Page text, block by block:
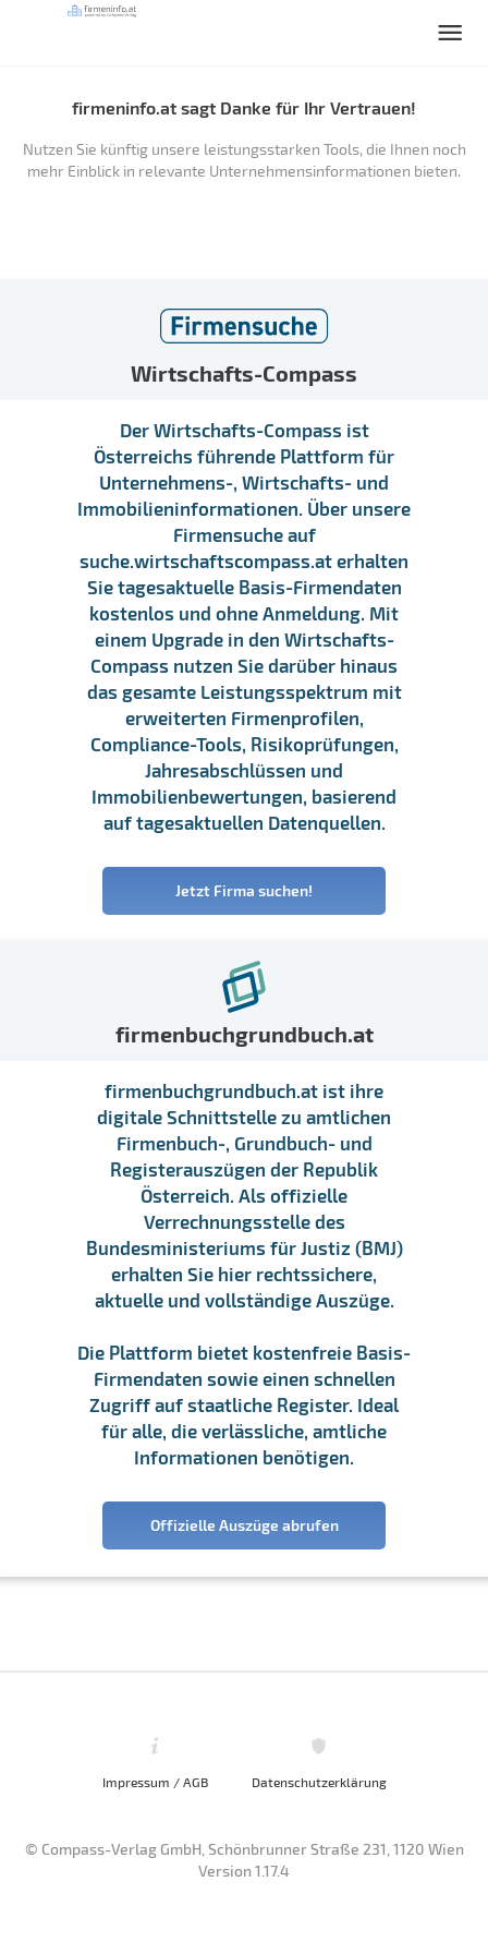
firmeninfo.at sagt Danke für Ihr Vertrauen!
Nutzen Sie künftig unsere leistungsstarken Tools, die Ihnen noch
mehr Einblick in relevante Unternehmensinformationen bieten.
Wirtschafts-Compass
Der Wirtschafts-Compass ist
Österreichs führende Plattform für
Unternehmens-, Wirtschafts- und
Immobilieninformationen. Über unsere
Firmensuche auf
suche.wirtschaftscompass.at erhalten
Sie tagesaktuelle Basis-Firmendaten
kostenlos und ohne Anmeldung. Mit
einem Upgrade in den Wirtschafts-
Compass nutzen Sie darüber hinaus
das gesamte Leistungsspektrum mit
erweiterten Firmenprofilen,
Compliance-Tools, Risikoprüfungen,
Jahresabschlüssen und
Immobilienbewertungen, basierend
auf tagesaktuellen Datenquellen.
Jetzt Firma suchen!
firmenbuchgrundbuch.at
firmenbuchgrundbuch.at ist ihre
digitale Schnittstelle zu amtlichen
Firmenbuch-, Grundbuch- und
Registerauszügen der Republik
Österreich. Als offizielle
Verrechnungsstelle des
Bundesministeriums für Justiz (BMJ)
erhalten Sie hier rechtssichere,
aktuelle und vollständige Auszüge.
Die Plattform bietet kostenfreie Basis-
Firmendaten sowie einen schnellen
Zugriff auf staatliche Register. Ideal
für alle, die verlässliche, amtliche
Informationen benötigen.
Offizielle Auszüge abrufen
Impressum / AGB Datenschutzerklärung
© Compass-Verlag GmbH, Schönbrunner Straße 231, 1120 Wien
Version 1.17.4